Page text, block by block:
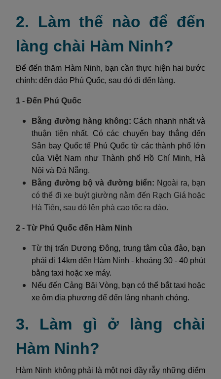
2. Làm thế nào để đến
làng chài Hàm Ninh?
Để đến thăm Hàm Ninh, bạn cần thực hiện hai bước
chính: đến đảo Phú Quốc, sau đó đi đến làng.
1 - Đến Phú Quốc
Bằng đường hàng không: Cách nhanh nhất và
thuận tiện nhất. Có các chuyến bay thẳng đến
Sân bay Quốc tế Phú Quốc từ các thành phố lớn
của Việt Nam như Thành phố Hồ Chí Minh, Hà
Nội và Đà Nẵng.
Bằng đường bộ và đường biển: Ngoài ra, bạn
có thể đi xe buýt giường nằm đến Rạch Giá hoặc
Hà Tiên, sau đó lên phà cao tốc ra đảo.
2 - Từ Phú Quốc đến Hàm Ninh
Từ thị trấn Dương Đông, trung tâm của đảo, bạn
phải đi 14km đến Hàm Ninh - khoảng 30 - 40 phút
bằng taxi hoặc xe máy.
Nếu đến Cảng Bãi Vòng, bạn có thể bắt taxi hoặc
xe ôm địa phương để đến làng nhanh chóng.
3. Làm gì ở làng chài
Hàm Ninh?
Hàm Ninh không phải là một nơi đầy rẫy những điểm